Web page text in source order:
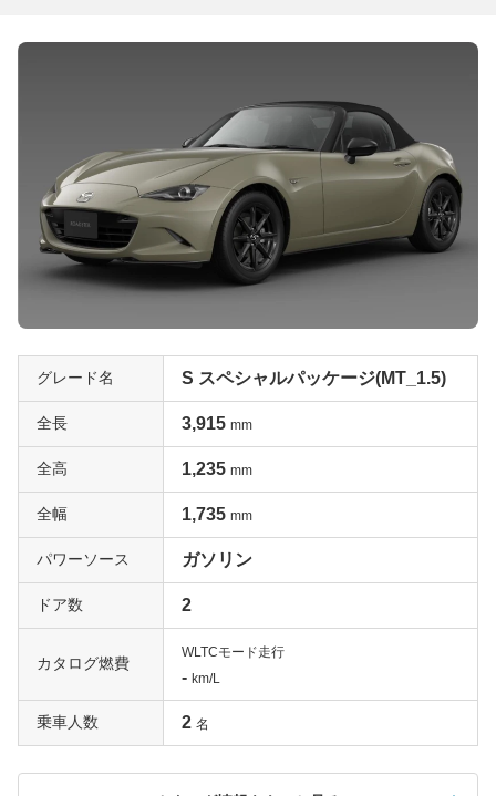
グレード名 S スペシャルパッケージ(MT_1.5)
全長 3,915 mm
全高 1,235 mm
全幅 1,735 mm
パワーソース ガソリン
ドア数 2
カタログ燃費
WLTCモード走行
- km/L
乗車人数 2 名